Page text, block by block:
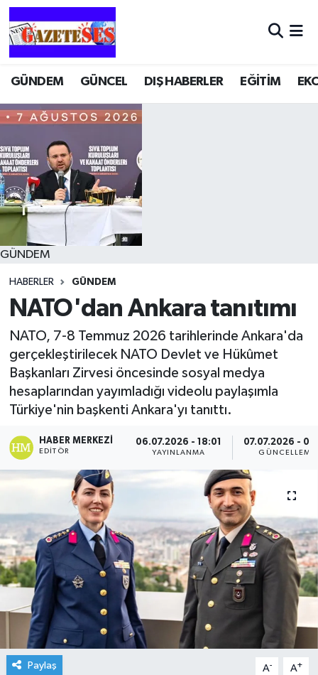
GÜNDEM GÜNCEL DIŞ HABERLER EĞİTİM
GÜNDEM
HABERLER GÜNDEM
NATO'dan Ankara tanıtımı
NATO, 7-8 Temmuz 2026 tarihlerinde Ankara'da
gerçekleştirilecek NATO Devlet ve Hükûmet
Başkanları Zirvesi öncesinde sosyal medya
hesaplarından yayımladığı videolu paylaşımla
Türkiye'nin başkenti Ankara'yı tanıttı.
HABER MERKEZI
EDITÖR
06.07.2026 - 18:01
YAYINLANMA
07.07.2026 -
GÜNCELLEME
Paylaş A- A+